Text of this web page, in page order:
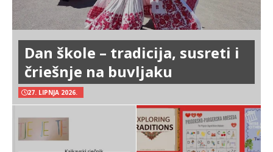
Dan škole – tradicija, susreti i
čriešnje na buvljaku
27. LIPNJA 2026.